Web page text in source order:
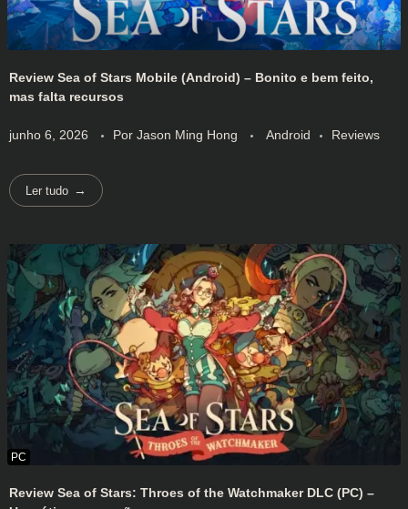
Review Sea of Stars Mobile (Android) – Bonito e bem feito,
mas falta recursos
junho 6, 2026 Por Jason Ming Hong Android Reviews
Ler tudo
Review Sea of Stars: Throes of the Watchmaker DLC (PC) –